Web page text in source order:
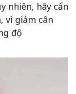
nhiên, hãy cẩn
vì giảm cân
độ